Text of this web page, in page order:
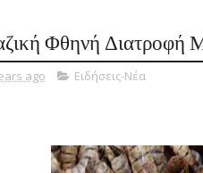
Φθηνή Διατροφή
ago Ειδήσεις-Νέα